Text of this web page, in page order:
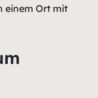
einem Ort mit